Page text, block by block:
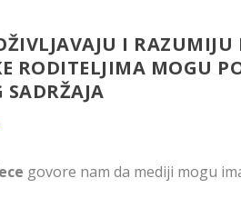
I RAZUMIJU
RODITELJIMA MOGU
govore nam da mediji mogu